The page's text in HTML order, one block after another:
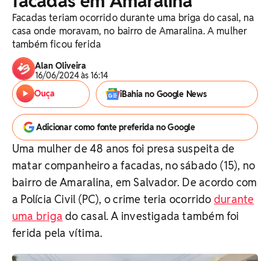
Facadas teriam ocorrido durante uma briga do casal, na
casa onde moravam, no bairro de Amaralina. A mulher
também ficou ferida
Alan Oliveira
16/06/2024 às 16:14
Ouça
iBahia no Google News
Adicionar como fonte preferida no Google
Uma mulher de 48 anos foi presa suspeita de
matar companheiro a facadas, no sábado (15), no
bairro de Amaralina, em Salvador. De acordo com
a Polícia Civil (PC), o crime teria ocorrido durante
uma briga do casal. A investigada também foi
ferida pela vítima.